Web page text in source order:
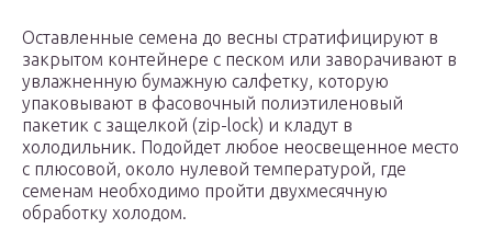
Оставленные семена до весны стратифицируют в
закрытом контейнере с песком или заворачивают в
увлажненную бумажную салфетку, которую
упаковывают в фасовочный полиэтиленовый
пакетик с защелкой (zip-lock) и кладут в
холодильник. Подойдет любое неосвещенное место
с плюсовой, около нулевой температурой, где
семенам необходимо пройти двухмесячную
обработку холодом.